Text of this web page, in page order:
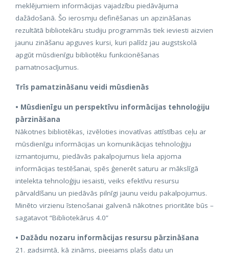
meklējumiem informācijas vajadzību piedāvājuma
dažādošanā. Šo ierosmju definēšanas un apzināšanas
rezultātā bibliotekāru studiju programmās tiek ieviesti aizvien
jaunu zināšanu apguves kursi, kuri palīdz jau augstskolā
apgūt mūsdienīgu bibliotēku funkcionēšanas
pamatnosacījumus.
Trīs pamatzināšanu veidi mūsdienās
• Mūsdienīgu un perspektīvu informācijas tehnoloģiju
pārzināšana
Nākotnes bibliotēkas, izvēloties inovatīvas attīstības ceļu ar
mūsdienīgu informācijas un komunikācijas tehnoloģiju
izmantojumu, piedāvās pakalpojumus liela apjoma
informācijas testēšanai, spēs ģenerēt saturu ar mākslīgā
intelekta tehnoloģiju iesaisti, veiks efektīvu resursu
pārvaldīšanu un piedāvās pilnīgi jaunu veidu pakalpojumus.
Minēto virzienu īstenošanai galvenā nākotnes prioritāte būs –
sagatavot “Bibliotekārus 4.0”
• Dažādu nozaru informācijas resursu pārzināšana
21. gadsimtā, kā zināms, pieejams plašs datu un